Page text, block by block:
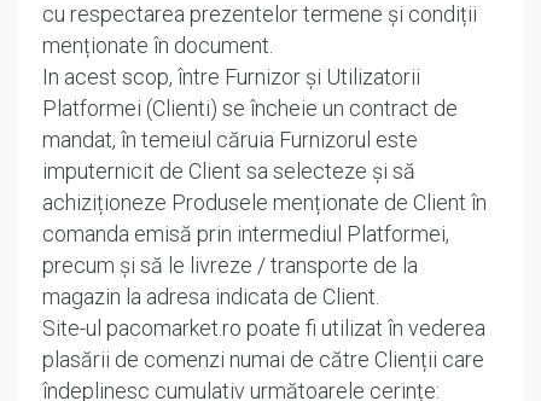
cu respectarea prezentelor termene și condiții
menționate în document.
In acest scop, între Furnizor și Utilizatorii
Platformei (Clienti) se încheie un contract de
mandat, în temeiul căruia Furnizorul este
imputernicit de Client sa selecteze și să
achiziționeze Produsele menționate de Client în
comanda emisă prin intermediul Platformei,
precum și să le livreze / transporte de la
magazin la adresa indicata de Client.
Site-ul pacomarket.ro poate fi utilizat în vederea
plasării de comenzi numai de către Clienții care
îndeplinesc cumulativ următoarele cerințe: